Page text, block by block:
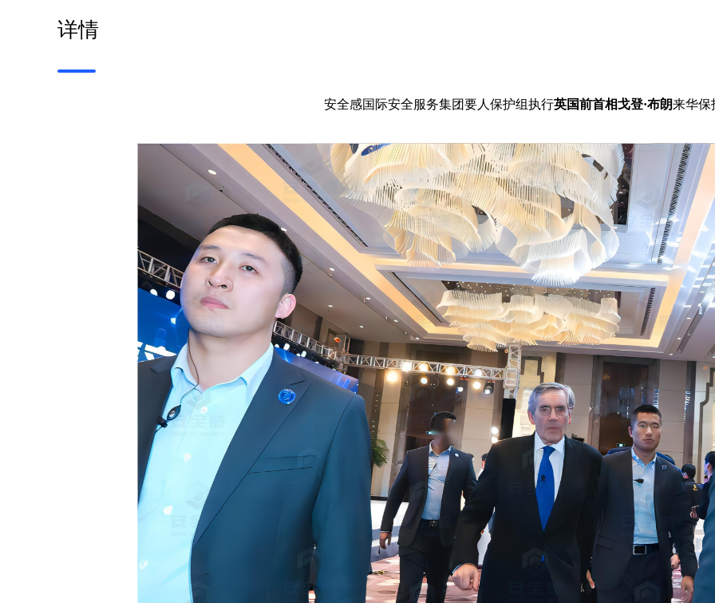
详情
安全感国际安全服务集团要人保护组执行英国前首相戈登·布朗来华保